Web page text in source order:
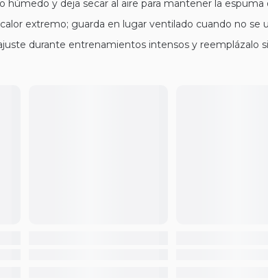
húmedo y deja secar al aire para mantener la espuma
extremo; guarda en lugar ventilado cuando no se
durante entrenamientos intensos y reemplázalo